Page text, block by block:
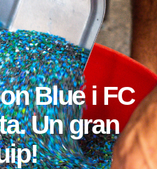
Blue i FC
Un gran